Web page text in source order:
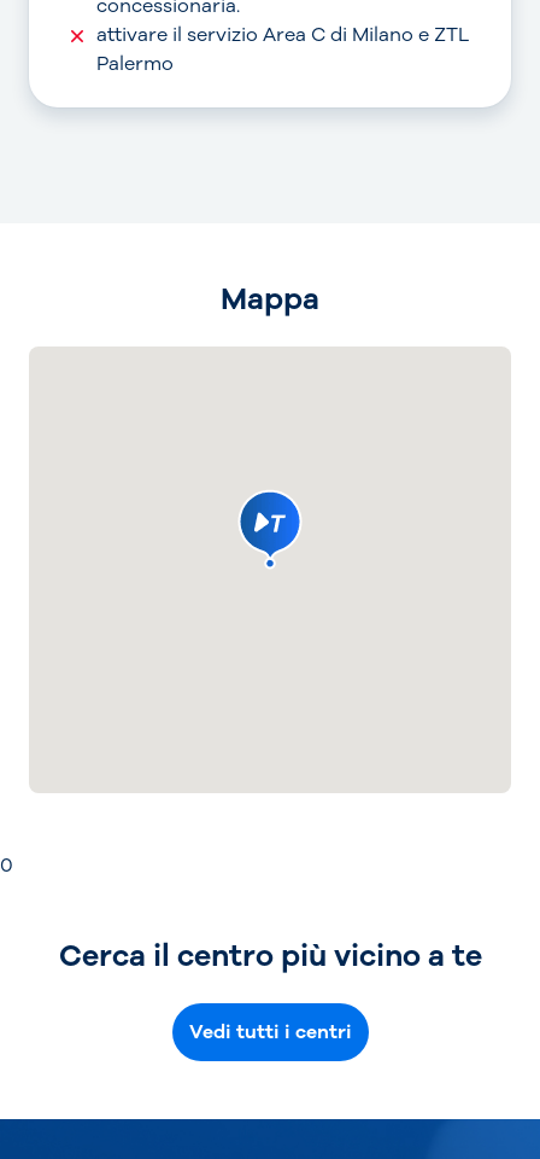
concessionaria.
attivare il servizio Area C di Milano e ZTL
Palermo
Mappa
0
Cerca il centro più vicino a te
Vedi tutti i centri